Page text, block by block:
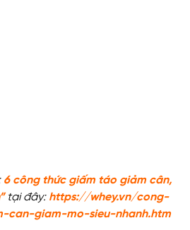
6 công thức giấm táo giảm cân,
tại đây: https://whey.vn/cong-
can-giam-mo-sieu-nhanh.htm